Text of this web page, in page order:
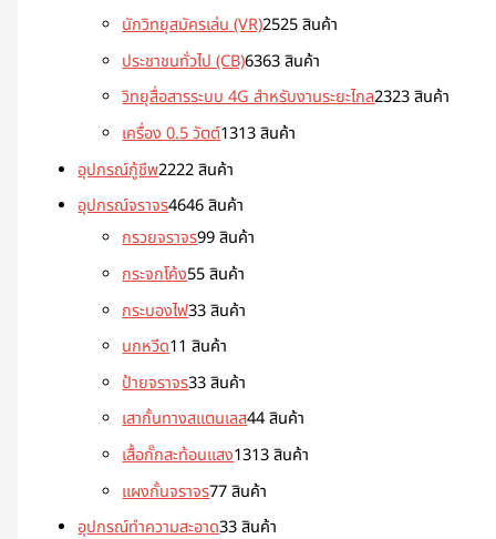
นักวิทยุสมัครเล่น (VR)2525 สินค้า
ประชาชนทั่วไป (CB)6363 สินค้า
วิทยุสื่อสารระบบ 4G สำหรับงานระยะไกล2323 สินค้า
เครื่อง 0.5 วัตต์1313 สินค้า
อุปกรณ์กู้ชีพ2222 สินค้า
อุปกรณ์จราจร4646 สินค้า
กรวยจราจร99 สินค้า
กระจกโค้ง55 สินค้า
กระบองไฟ33 สินค้า
นกหวีด11 สินค้า
ป้ายจราจร33 สินค้า
เสากั้นทางสแตนเลส44 สินค้า
เสื้อกั๊กสะท้อนแสง1313 สินค้า
แผงกั้นจราจร77 สินค้า
อุปกรณ์ทำความสะอาด33 สินค้า